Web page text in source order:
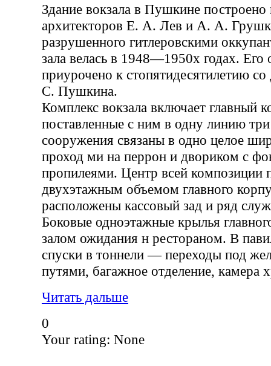
Здание вокзала в Пушкине построено
архитекторов Е. А. Лев и А. А.
разрушенного гитлеровскими
зала велась в 1948—1950х годах. Его
приурочено к стопятидесятилетию
С. Пушкина.
Комплекс вокзала включает главный
поставленные с ним в одну линию
сооружения связаны в одно целое
проход ми на перрон и двориком с
пропилеями. Центр всей композиции
двухэтажным объемом главного
расположены кассовый зад и ряд
Боковые одноэтажные крылья
залом ожидания н рестораном. В
спуски в тоннели — переходы под
путями, багажное отделение, камера
Читать дальше
0
Your rating: None